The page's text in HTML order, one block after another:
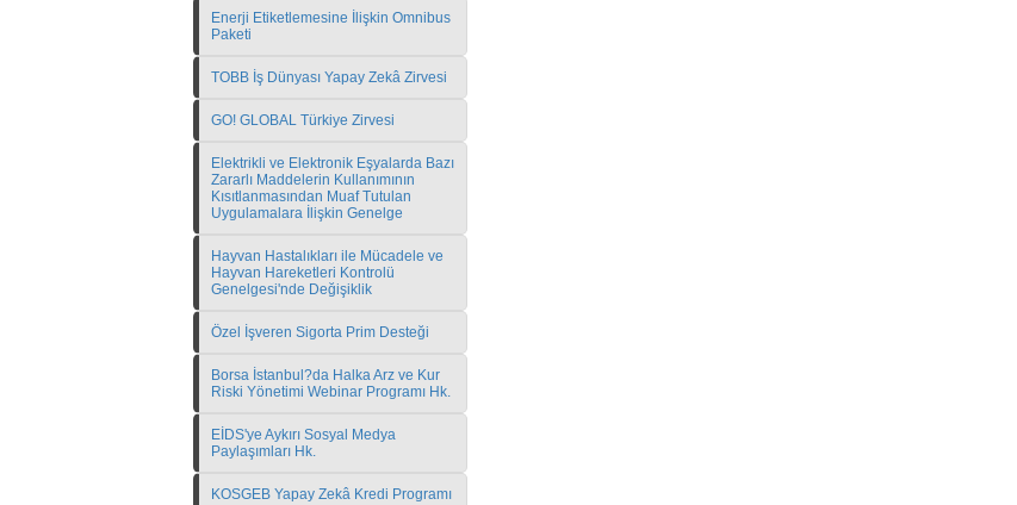
Enerji Etiketlemesine İlişkin Omnibus
Paketi
TOBB İş Dünyası Yapay Zekâ Zirvesi
GO! GLOBAL Türkiye Zirvesi
Elektrikli ve Elektronik Eşyalarda Bazı
Zararlı Maddelerin Kullanımının
Kısıtlanmasından Muaf Tutulan
Uygulamalara İlişkin Genelge
Hayvan Hastalıkları ile Mücadele ve
Hayvan Hareketleri Kontrolü
Genelgesi'nde Değişiklik
Özel İşveren Sigorta Prim Desteği
Borsa İstanbul?da Halka Arz ve Kur
Riski Yönetimi Webinar Programı Hk.
EİDS'ye Aykırı Sosyal Medya
Paylaşımları Hk.
KOSGEB Yapay Zekâ Kredi Programı